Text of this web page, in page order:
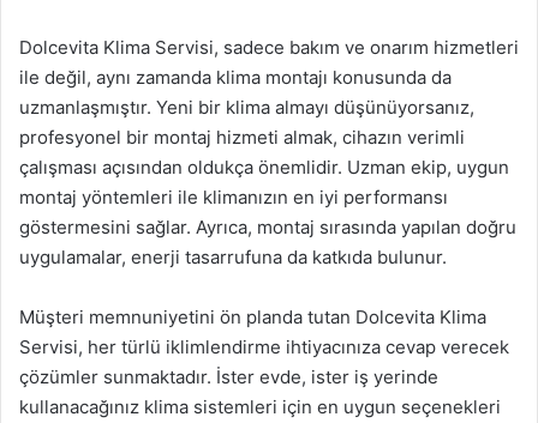
Dolcevita Klima Servisi, sadece bakım ve onarım hizmetleri
ile değil, aynı zamanda klima montajı konusunda da
uzmanlaşmıştır. Yeni bir klima almayı düşünüyorsanız,
profesyonel bir montaj hizmeti almak, cihazın verimli
çalışması açısından oldukça önemlidir. Uzman ekip, uygun
montaj yöntemleri ile klimanızın en iyi performansı
göstermesini sağlar. Ayrıca, montaj sırasında yapılan doğru
uygulamalar, enerji tasarrufuna da katkıda bulunur.
Müşteri memnuniyetini ön planda tutan Dolcevita Klima
Servisi, her türlü iklimlendirme ihtiyacınıza cevap verecek
çözümler sunmaktadır. İster evde, ister iş yerinde
kullanacağınız klima sistemleri için en uygun seçenekleri